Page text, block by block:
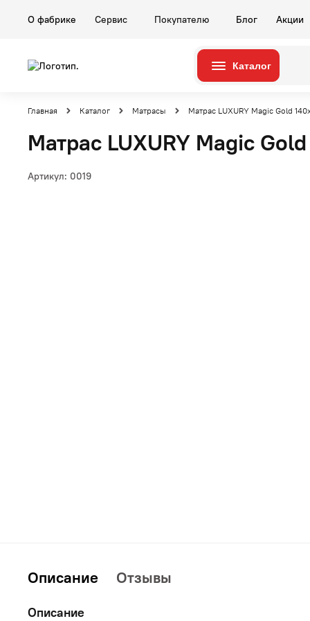
О фабрике Сервис Покупателю Блог Акции
Каталог
Серии
Комнаты
Главная Каталог Матрасы Матрас LUXURY Magic Gold
Матрас LUXURY Magic
Артикул: 0019
Описание Отзывы
Описание